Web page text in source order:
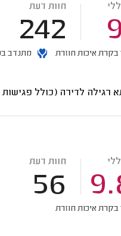
חוות דעת
242
בקרת איכות חוזרת מתנדב
רגילה לדירה (כולל
חוות דעת
56
בקרת איכות חוזרת